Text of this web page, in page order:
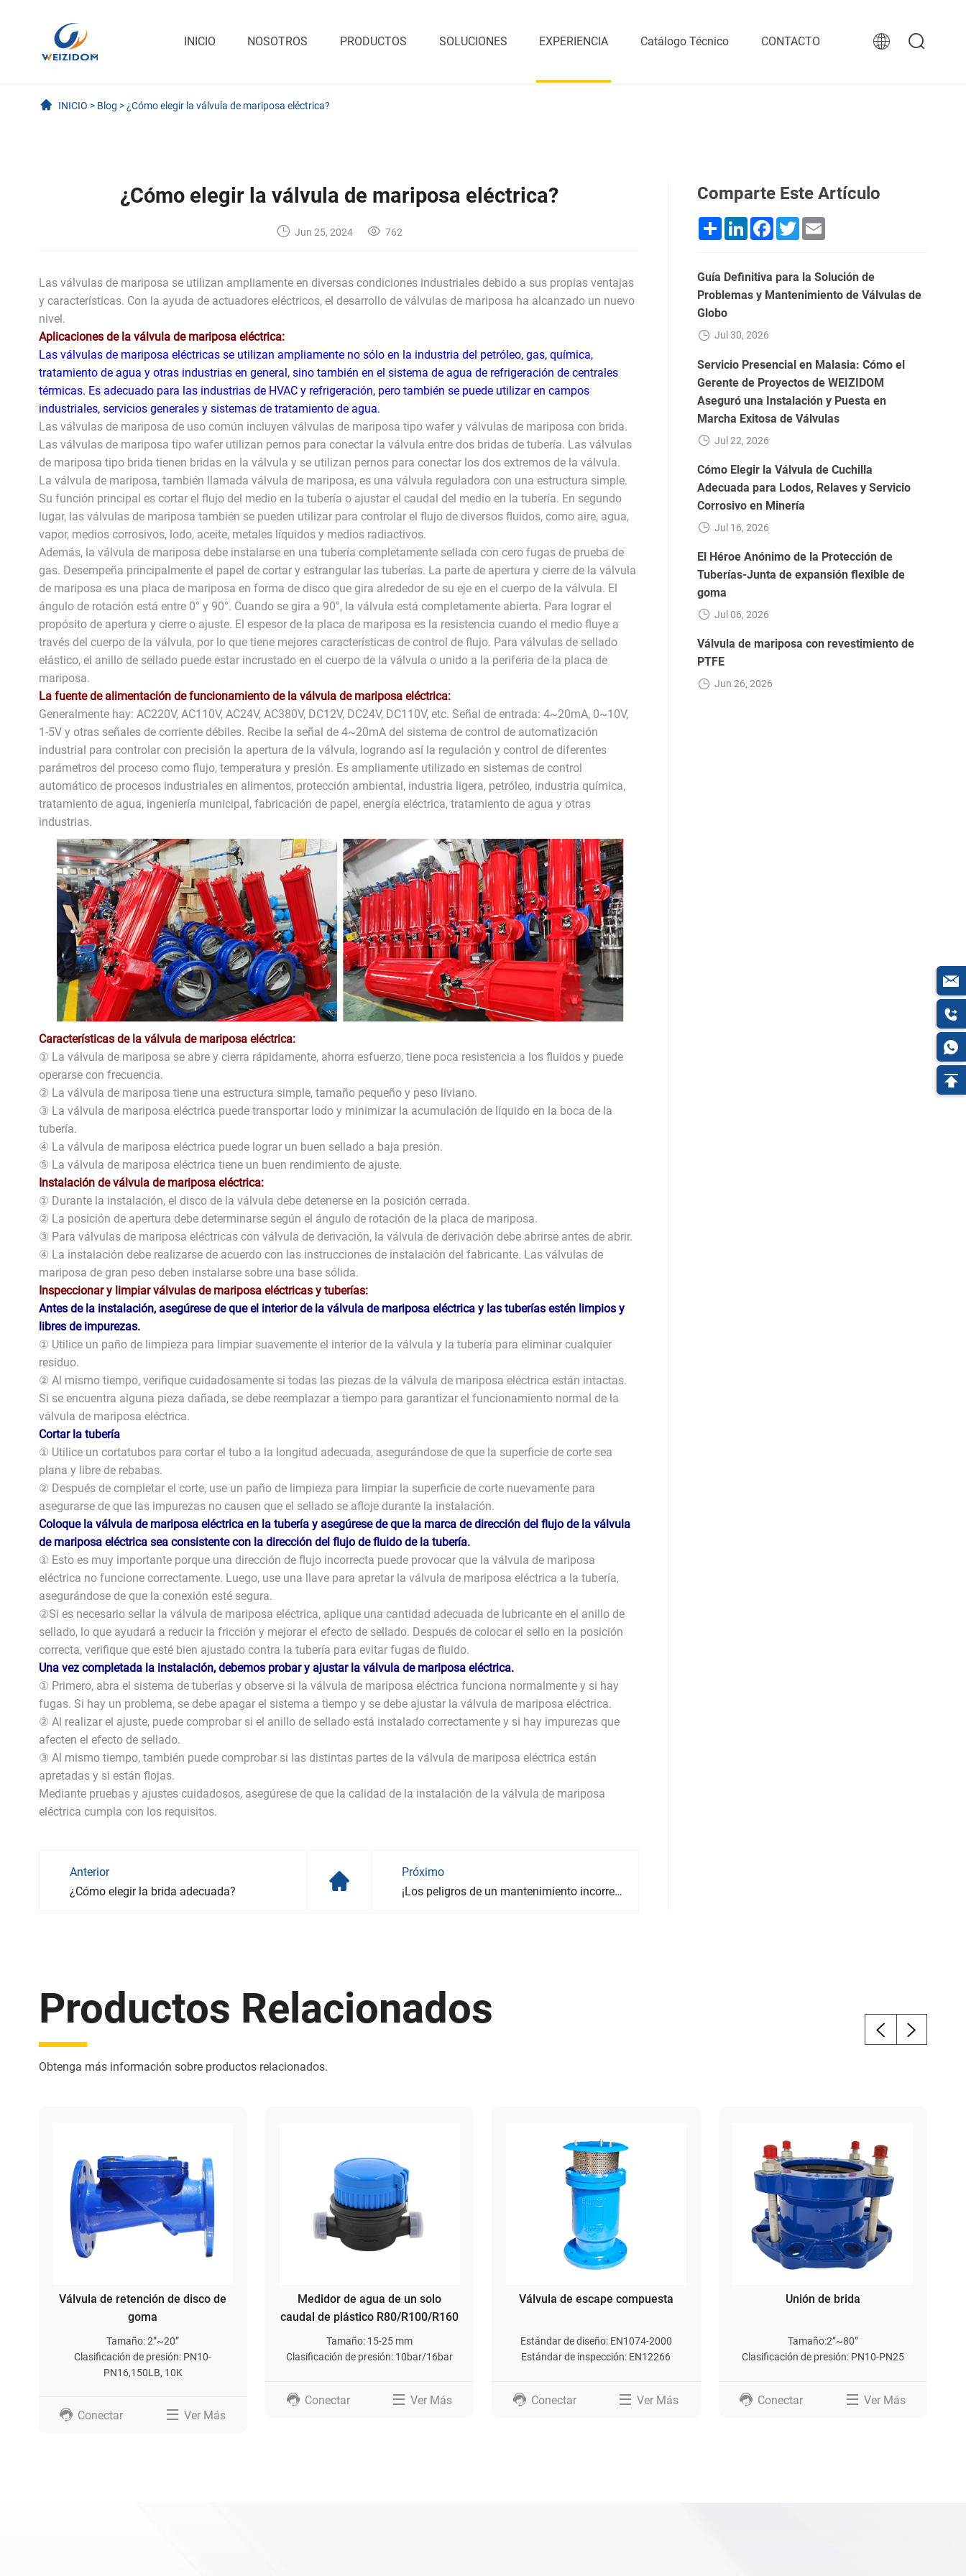
INICIO NOSOTROS PRODUCTOS SOLUCIONES EXPERIENCIA Catálogo Técnico CONTACTO
INICIO > Blog > ¿Cómo elegir la válvula de mariposa eléctrica?
¿Cómo elegir la válvula de mariposa eléctrica?
Jun 25, 2024 762
Las válvulas de mariposa se utilizan ampliamente en diversas condiciones industriales debido a sus propias ventajas
y características. Con la ayuda de actuadores eléctricos, el desarrollo de válvulas de mariposa ha alcanzado un nuevo
nivel.
Aplicaciones de la válvula de mariposa eléctrica:
Las válvulas de mariposa eléctricas se utilizan ampliamente no sólo en la industria del petróleo, gas, química,
tratamiento de agua y otras industrias en general, sino también en el sistema de agua de refrigeración de centrales
térmicas. Es adecuado para las industrias de HVAC y refrigeración, pero también se puede utilizar en campos
industriales, servicios generales y sistemas de tratamiento de agua.
Las válvulas de mariposa de uso común incluyen válvulas de mariposa tipo wafer y válvulas de mariposa con brida.
Las válvulas de mariposa tipo wafer utilizan pernos para conectar la válvula entre dos bridas de tubería. Las válvulas
de mariposa tipo brida tienen bridas en la válvula y se utilizan pernos para conectar los dos extremos de la válvula.
La válvula de mariposa, también llamada válvula de mariposa, es una válvula reguladora con una estructura simple.
Su función principal es cortar el flujo del medio en la tubería o ajustar el caudal del medio en la tubería. En segundo
lugar, las válvulas de mariposa también se pueden utilizar para controlar el flujo de diversos fluidos, como aire, agua,
vapor, medios corrosivos, lodo, aceite, metales líquidos y medios radiactivos.
Además, la válvula de mariposa debe instalarse en una tubería completamente sellada con cero fugas de prueba de
gas. Desempeña principalmente el papel de cortar y estrangular las tuberías. La parte de apertura y cierre de la válvula
de mariposa es una placa de mariposa en forma de disco que gira alrededor de su eje en el cuerpo de la válvula. El
ángulo de rotación está entre 0° y 90°. Cuando se gira a 90°, la válvula está completamente abierta. Para lograr el
propósito de apertura y cierre o ajuste. El espesor de la placa de mariposa es la resistencia cuando el medio fluye a
través del cuerpo de la válvula, por lo que tiene mejores características de control de flujo. Para válvulas de sellado
elástico, el anillo de sellado puede estar incrustado en el cuerpo de la válvula o unido a la periferia de la placa de
mariposa.
La fuente de alimentación de funcionamiento de la válvula de mariposa eléctrica:
Generalmente hay: AC220V, AC110V, AC24V, AC380V, DC12V, DC24V, DC110V, etc. Señal de entrada: 4~20mA, 0~10V,
1-5V y otras señales de corriente débiles. Recibe la señal de 4~20mA del sistema de control de automatización
industrial para controlar con precisión la apertura de la válvula, logrando así la regulación y control de diferentes
parámetros del proceso como flujo, temperatura y presión. Es ampliamente utilizado en sistemas de control
automático de procesos industriales en alimentos, protección ambiental, industria ligera, petróleo, industria química,
tratamiento de agua, ingeniería municipal, fabricación de papel, energía eléctrica, tratamiento de agua y otras
industrias.
Características de la válvula de mariposa eléctrica:
① La válvula de mariposa se abre y cierra rápidamente, ahorra esfuerzo, tiene poca resistencia a los fluidos y puede
operarse con frecuencia.
② La válvula de mariposa tiene una estructura simple, tamaño pequeño y peso liviano.
③ La válvula de mariposa eléctrica puede transportar lodo y minimizar la acumulación de líquido en la boca de la
tubería.
④ La válvula de mariposa eléctrica puede lograr un buen sellado a baja presión.
⑤ La válvula de mariposa eléctrica tiene un buen rendimiento de ajuste.
Instalación de válvula de mariposa eléctrica:
① Durante la instalación, el disco de la válvula debe detenerse en la posición cerrada.
② La posición de apertura debe determinarse según el ángulo de rotación de la placa de mariposa.
③ Para válvulas de mariposa eléctricas con válvula de derivación, la válvula de derivación debe abrirse antes de abrir.
④ La instalación debe realizarse de acuerdo con las instrucciones de instalación del fabricante. Las válvulas de
mariposa de gran peso deben instalarse sobre una base sólida.
Inspeccionar y limpiar válvulas de mariposa eléctricas y tuberías:
Antes de la instalación, asegúrese de que el interior de la válvula de mariposa eléctrica y las tuberías estén limpios y
libres de impurezas.
① Utilice un paño de limpieza para limpiar suavemente el interior de la válvula y la tubería para eliminar cualquier
residuo.
② Al mismo tiempo, verifique cuidadosamente si todas las piezas de la válvula de mariposa eléctrica están intactas.
Si se encuentra alguna pieza dañada, se debe reemplazar a tiempo para garantizar el funcionamiento normal de la
válvula de mariposa eléctrica.
Cortar la tubería
① Utilice un cortatubos para cortar el tubo a la longitud adecuada, asegurándose de que la superficie de corte sea
plana y libre de rebabas.
② Después de completar el corte, use un paño de limpieza para limpiar la superficie de corte nuevamente para
asegurarse de que las impurezas no causen que el sellado se afloje durante la instalación.
Coloque la válvula de mariposa eléctrica en la tubería y asegúrese de que la marca de dirección del flujo de la válvula
de mariposa eléctrica sea consistente con la dirección del flujo de fluido de la tubería.
① Esto es muy importante porque una dirección de flujo incorrecta puede provocar que la válvula de mariposa
eléctrica no funcione correctamente. Luego, use una llave para apretar la válvula de mariposa eléctrica a la tubería,
asegurándose de que la conexión esté segura.
②Si es necesario sellar la válvula de mariposa eléctrica, aplique una cantidad adecuada de lubricante en el anillo de
sellado, lo que ayudará a reducir la fricción y mejorar el efecto de sellado. Después de colocar el sello en la posición
correcta, verifique que esté bien ajustado contra la tubería para evitar fugas de fluido.
Una vez completada la instalación, debemos probar y ajustar la válvula de mariposa eléctrica.
① Primero, abra el sistema de tuberías y observe si la válvula de mariposa eléctrica funciona normalmente y si hay
fugas. Si hay un problema, se debe apagar el sistema a tiempo y se debe ajustar la válvula de mariposa eléctrica.
② Al realizar el ajuste, puede comprobar si el anillo de sellado está instalado correctamente y si hay impurezas que
afecten el efecto de sellado.
③ Al mismo tiempo, también puede comprobar si las distintas partes de la válvula de mariposa eléctrica están
apretadas y si están flojas.
Mediante pruebas y ajustes cuidadosos, asegúrese de que la calidad de la instalación de la válvula de mariposa
eléctrica cumpla con los requisitos.
Anterior
¿Cómo elegir la brida adecuada?
Próximo
¡Los peligros de un mantenimiento incorrecto de las válvulas de compuerta!
Comparte Este Artículo
ShareLinkedInFacebook
Twitter
Guía Definitiva para la Solución de
Problemas y Mantenimiento de Válvulas de
Globo
Jul 30, 2026
Servicio Presencial en Malasia: Cómo el
Gerente de Proyectos de WEIZIDOM
Aseguró una Instalación y Puesta en
Marcha Exitosa de Válvulas
Jul 22, 2026
Cómo Elegir la Válvula de Cuchilla
Adecuada para Lodos, Relaves y Servicio
Corrosivo en Minería
Jul 16, 2026
El Héroe Anónimo de la Protección de
Tuberías-Junta de expansión flexible de
goma
Jul 06, 2026
Válvula de mariposa con revestimiento de
PTFE
Jun 26, 2026
Productos Relacionados
Obtenga más información sobre productos relacionados.
Válvula de retención de disco de
goma
Tamaño: 2”~20”
Clasificación de presión: PN10-
PN16,150LB, 10K
Conectar Ver Más
Medidor de agua de un solo
caudal de plástico R80/R100/R160
Tamaño: 15-25 mm
Clasificación de presión: 10bar/16bar
Conectar Ver Más
Válvula de escape compuesta
Estándar de diseño: EN1074-2000
Estándar de inspección: EN12266
Conectar Ver Más
Unión de brida
Tamaño:2”~80”
Clasificación de presión: PN10-PN25
Conectar Ver Más